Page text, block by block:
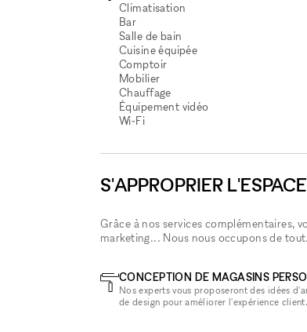
Climatisation
Bar
Salle de bain
Cuisine équipée
Comptoir
Mobilier
Chauffage
Équipement vidéo
Wi‑Fi
S'APPROPRIER L'ESPACE
Grâce à nos services complémentaires,
marketing... Nous nous occupons de tout.
CONCEPTION DE MAGASINS
Nos experts vous proposeront des idées
de design pour améliorer l'expérience client.